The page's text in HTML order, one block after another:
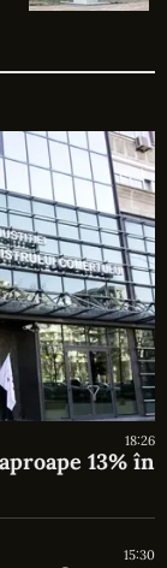
18:26
13% în
15:30